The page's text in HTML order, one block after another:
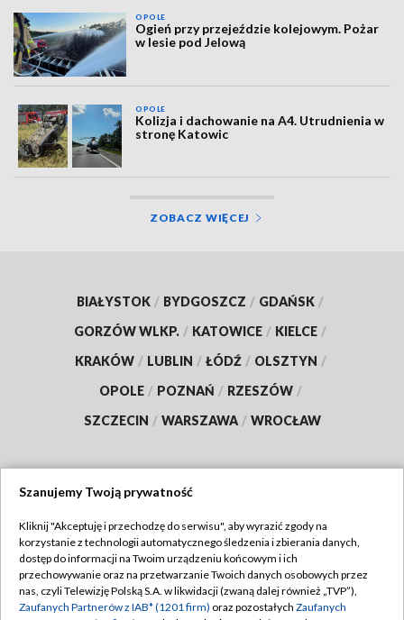
OPOLE
Ogień przy przejeździe kolejowym. Pożar
w lesie pod Jelową
OPOLE
Kolizja i dachowanie na A4. Utrudnienia w
stronę Katowic
ZOBACZ WIĘCEJ
BIAŁYSTOK / BYDGOSZCZ / GDAŃSK /
GORZÓW WLKP. / KATOWICE / KIELCE /
KRAKÓW / LUBLIN / ŁÓDŹ / OLSZTYN /
OPOLE / POZNAŃ / RZESZÓW /
SZCZECIN / WARSZAWA / WROCŁAW
TVP
Abonament TVP
Emisja w TVP
Regulamin TVP
Polityka prywatności
Szanujemy Twoją prywatność
Kliknij "Akceptuję i przechodzę do serwisu", aby wyrazić zgody na
korzystanie z technologii automatycznego śledzenia i zbierania danych,
dostęp do informacji na Twoim urządzeniu końcowym i ich
przechowywanie oraz na przetwarzanie Twoich danych osobowych przez
nas, czyli Telewizję Polską S.A. w likwidacji (zwaną dalej również „TVP”),
Zaufanych Partnerów z IAB* (1201 firm) oraz pozostałych Zaufanych